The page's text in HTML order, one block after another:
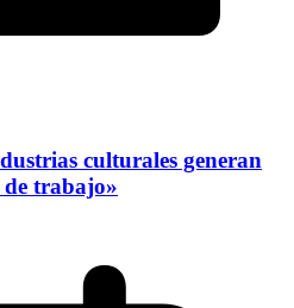
culturales generan
de trabajo»